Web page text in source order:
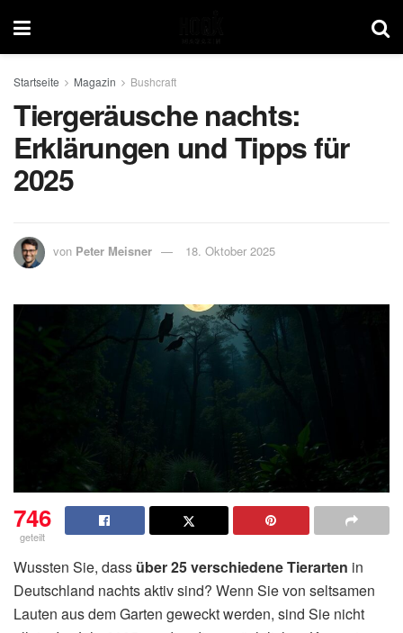
Startseite Magazin Bushcraft
Tiergeräusche nachts:
Erklärungen und Tipps für
2025
von Peter Meisner 18. Oktober 2025
746
geteilt
Wussten Sie, dass über 25 verschiedene Tierarten in
Deutschland nachts aktiv sind? Wenn Sie von seltsamen
Lauten aus dem Garten geweckt werden, sind Sie nicht